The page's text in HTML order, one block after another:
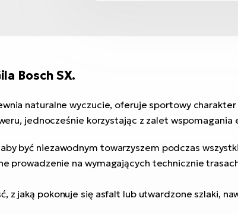
Bosch SX.
naturalne wyczucie, oferuje sportowy charakter
jednocześnie korzystając z zalet wspomagania
być niezawodnym towarzyszem podczas
prowadzenie na wymagających technicznie
z jaką pokonuje się asfalt lub utwardzone szlaki,